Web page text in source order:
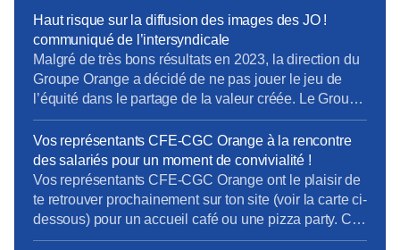
leur adresse un courrier sur la politique actuelle
d’Orange en matière de : – délocalisation, – PDV, –
recours à la sous-traitance, – congés des […]
Haut risque sur la diffusion des images des JO !
communiqué de l’intersyndicale
Malgré de très bons résultats en 2023, la direction du
Groupe Orange a décidé de ne pas jouer le jeu de
l’équité dans le partage de la valeur créée. Le Groupe
a dégagé près de 3 milliards d’euros de résultat net.
La direction en distribue près de 65% aux
actionnaires et seulement 3% à l’augmentation […]
Vos représentants CFE-CGC Orange à la rencontre
des salariés pour un moment de convivialité !
Vos représentants CFE-CGC Orange ont le plaisir de
te retrouver prochainement sur ton site (voir la carte ci-
dessous) pour un accueil café ou une pizza party. Ce
sera un moment de convivialité, d’échange et de